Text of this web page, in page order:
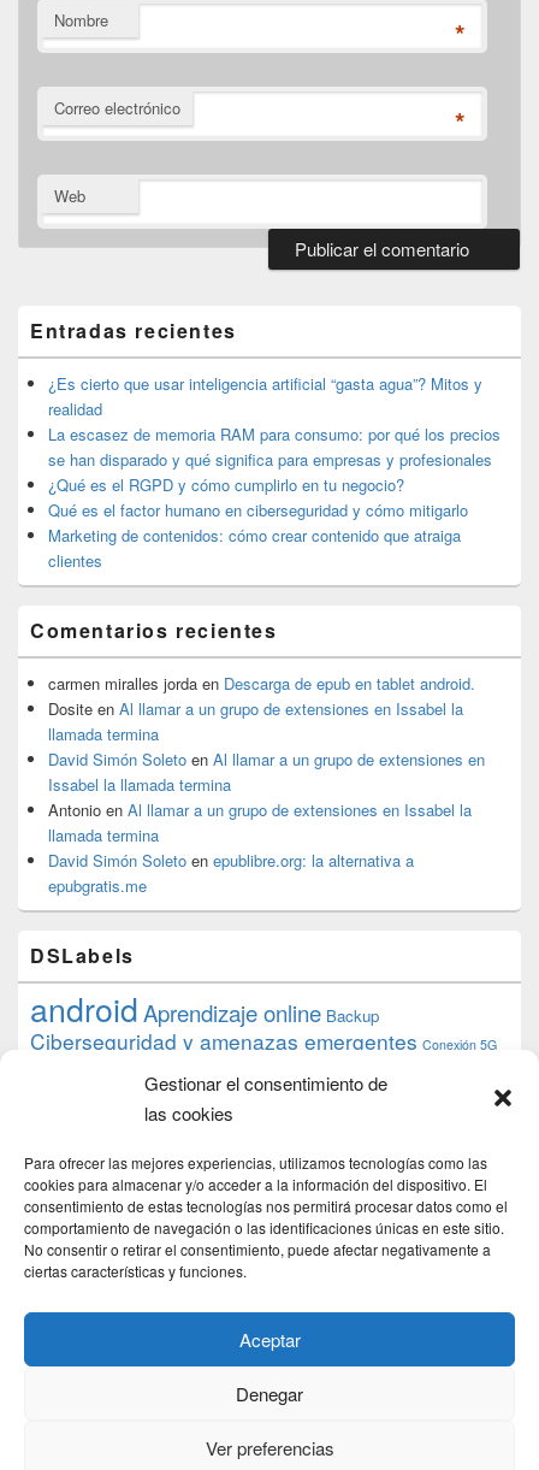
Gestionar el consentimiento de
las cookies
Para ofrecer las mejores experiencias, utilizamos tecnologías como las
cookies para almacenar y/o acceder a la información del dispositivo. El
consentimiento de estas tecnologías nos permitirá procesar datos como el
comportamiento de navegación o las identificaciones únicas en este sitio.
No consentir o retirar el consentimiento, puede afectar negativamente a
ciertas características y funciones.
Aceptar
Denegar
Ver preferencias
Nombre *
Correo electrónico *
Web
de
widget
barra
lateral
primaria
Entradas recientes
¿Es cierto que usar inteligencia artificial “gasta agua”? Mitos y
realidad
La escasez de memoria RAM para consumo: por qué los precios
se han disparado y qué significa para empresas y profesionales
¿Qué es el RGPD y cómo cumplirlo en tu negocio?
Qué es el factor humano en ciberseguridad y cómo mitigarlo
Marketing de contenidos: cómo crear contenido que atraiga
clientes
Comentarios recientes
carmen miralles jorda en Descarga de epub en tablet android.
Dosite en Al llamar a un grupo de extensiones en Issabel la
llamada termina
David Simón Soleto en Al llamar a un grupo de extensiones en
Issabel la llamada termina
Antonio en Al llamar a un grupo de extensiones en Issabel la
llamada termina
David Simón Soleto en epublibre.org: la alternativa a
epubgratis.me
DSLabels
androidAprendizaje online Backup
Ciberseguridad y amenazas emergentes Conexión 5G
datos debian desarrollo web
Formación Google
iphone
proyecto PS4 python Raspberryraspberrypi
raspbian review Servidor Web Sostenibilidad
tecnológicaTecnología torrent
transmissiontutorial ubuntu server Windows
Theme: Catch Box byCatch Themes